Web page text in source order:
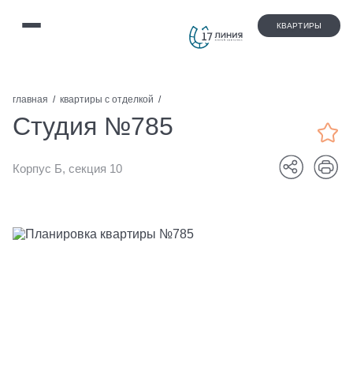
КВАРТИРЫ
главная квартиры с отделкой
Студия №785
Корпус Б, секция 10